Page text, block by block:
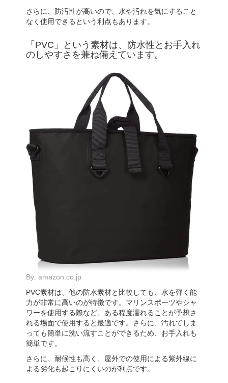
さらに、防汚性が高いので、水や汚れを気にすること
なく使用できるという利点もあります。
「PVC」という素材は、防水性とお手入れ
のしやすさを兼ね備えています。
By: amazon.co.jp
PVC素材は、他の防水素材と比較しても、水を弾く能
力が非常に高いのが特徴です。マリンスポーツやシャ
ワーを使用する際など、ある程度濡れることが予想さ
れる場面で使用すると最適です。さらに、汚れてしま
っても簡単に洗い流すことができるため、お手入れも
簡単です。
さらに、耐候性も高く、屋外での使用による紫外線に
よる劣化も起こりにくいのが利点です。